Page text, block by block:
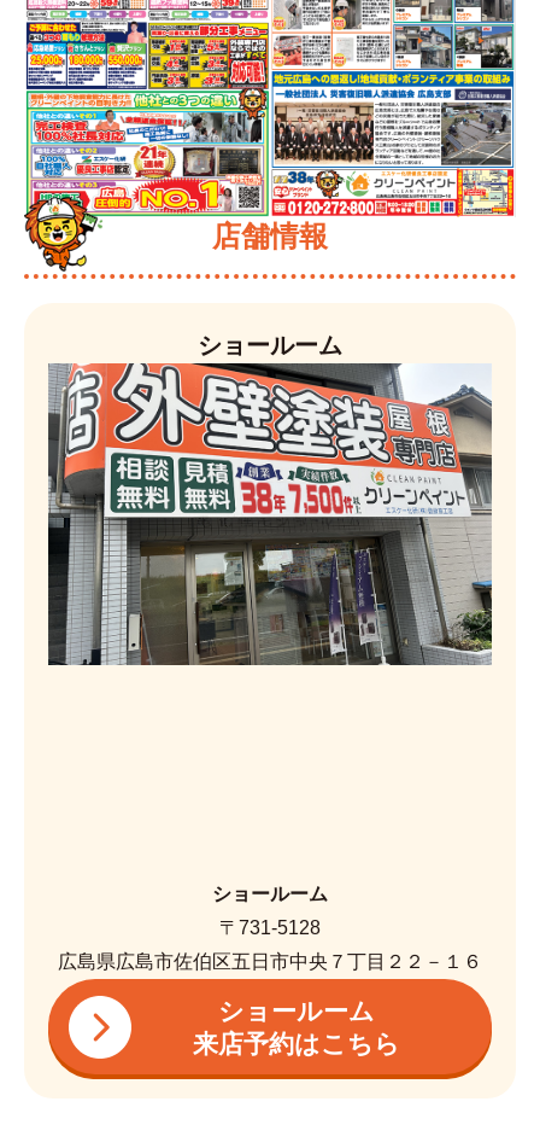
店舗情報
ショールーム
ショールーム
〒731-5128
広島県広島市佐伯区五日市中央７丁目２２－１６
ショールーム
来店予約はこちら